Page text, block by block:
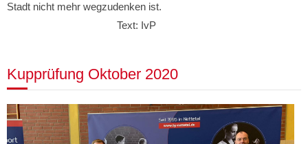
Stadt nicht mehr wegzudenken ist.
Text: IvP
Kupprüfung Oktober 2020